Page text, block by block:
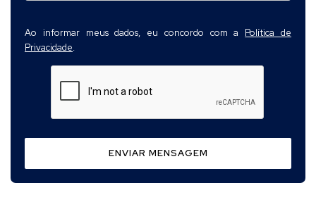
Ao informar meus dados, eu concordo com a Política de
Privacidade.
ENVIAR MENSAGEM